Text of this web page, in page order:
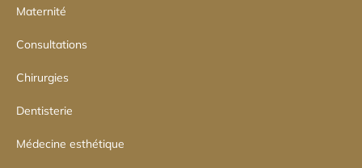
Maternité
Consultations
Chirurgies
Dentisterie
Médecine esthétique